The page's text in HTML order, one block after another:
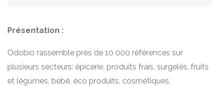
Présentation :
Odobio rassemble près de 10 000 références sur
plusieurs secteurs: épicerie, produits frais, surgelés, fruits
et légumes, bébé, éco produits, cosmétiques,